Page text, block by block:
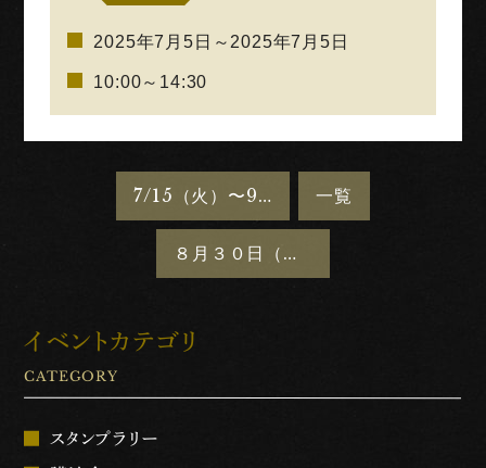
2025年7月5日～2025年7月5日
10:00～14:30
7/15（火）〜9/7（日）夏季企画展「星見の歴史〜戦国・江戸のスターゲイザー〜」を開催します 一覧
８月３０日（土）に別館売店前でイベントを開催します
イベントカテゴリ
CATEGORY
スタンプラリー